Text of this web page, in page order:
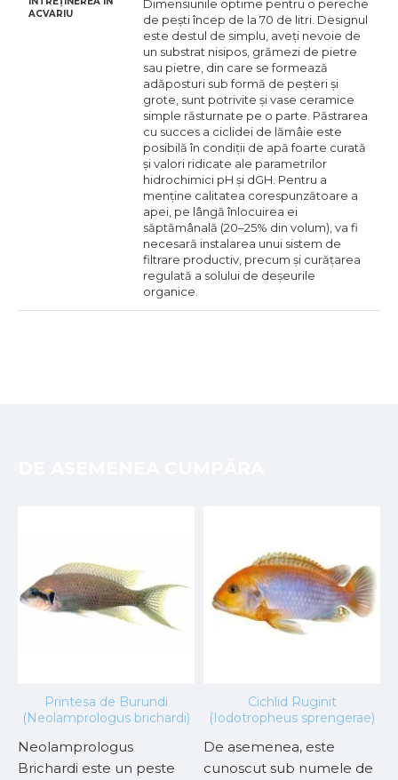
ACVARIU
Dimensiunile optime pentru o pereche
de pești încep de la 70 de litri. Designul
este destul de simplu, aveți nevoie de
un substrat nisipos, grămezi de pietre
sau pietre, din care se formează
adăposturi sub formă de peșteri și
grote, sunt potrivite și vase ceramice
simple răsturnate pe o parte. Păstrarea
cu succes a ciclidei de lămâie este
posibilă în condiții de apă foarte curată
și valori ridicate ale parametrilor
hidrochimici pH și dGH. Pentru a
menține calitatea corespunzătoare a
apei, pe lângă înlocuirea ei
săptămânală (20–25% din volum), va fi
necesară instalarea unui sistem de
filtrare productiv, precum și curățarea
regulată a solului de deșeurile
organice.
Printesa de Burundi
(Neolamprologus brichardi)
Neolamprologus
Brichardi este un peste
Cichlid Ruginit
(Iodotropheus sprengerae)
De asemenea, este
cunoscut sub numele de